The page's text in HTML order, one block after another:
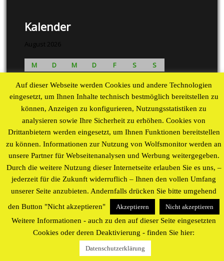
Kalender
August 2026
M D M D F S
S
17
19 20 21
23
24
25 26 27 28 29
30
31
« Aug
Proudly powered by WordPresstheme byWP Blogs
Auf dieser Webseite werden Cookies und andere Technologien
eingesetzt, um Ihnen Inhalte technisch bestmöglich bereitstellen zu
können, Anzeigen zu konfigurieren, Nutzungsstatistiken zu
analysieren sowie Ihre Sicherheit zu erhöhen. Cookies von
Drittanbietern werden eingesetzt, um Ihnen Funktionen bereitstellen
zu können. Informationen zur Nutzung von Wolfsmonitor werden an
unsere Partner für Webseitenanalysen und Werbung weitergegeben.
Durch die weitere Nutzung dieser Internetseite erlauben Sie es uns, –
jederzeit für die Zukunft widerruflich – Ihnen den vollen Umfang
unserer Seite anzubieten. Andernfalls drücken Sie bitte umgehend
den Button "Nicht akzeptieren"
Akzeptieren Nicht akzeptieren
Weitere Informationen - auch zu den auf dieser Seite eingesetzten
Cookies oder deren Deaktivierung - finden Sie hier:
Datenschutzerklärung